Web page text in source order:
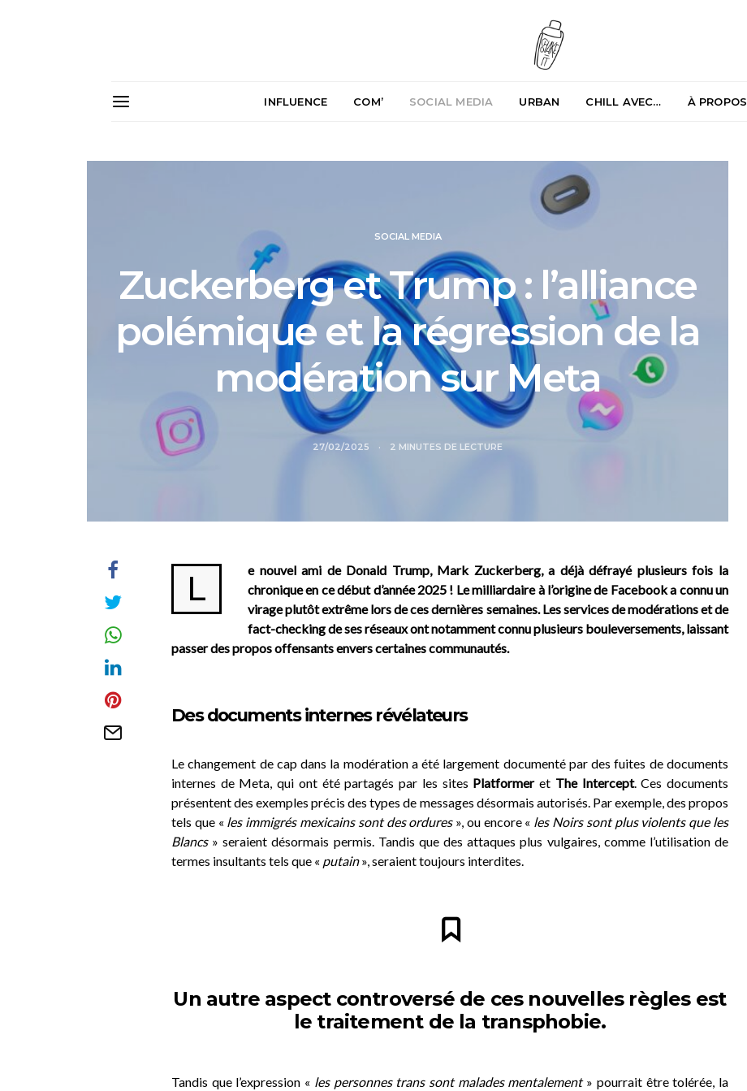
INFLUENCE COM’ SOCIAL MEDIA URBAN CHILL AVEC… À PROPOS
SOCIAL MEDIA
Zuckerberg et Trump : l’alliance
polémique et la régression de la
modération sur Meta
27/02/2025 2 MINUTES DE LECTURE
L
e nouvel ami de Donald Trump, Mark Zuckerberg, a déjà défrayé plusieurs fois la
chronique en ce début d’année 2025 ! Le milliardaire à l’origine de Facebook a connu un
virage plutôt extrême lors de ces dernières semaines. Les services de modérations et de
fact-checking de ses réseaux ont notamment connu plusieurs bouleversements, laissant
passer des propos offensants envers certaines communautés.
Des documents internes révélateurs
Le changement de cap dans la modération a été largement documenté par des fuites de documents
internes de Meta, qui ont été partagés par les sites Platformeret The Intercept. Ces documents
présentent des exemples précis des types de messages désormais autorisés. Par exemple, des propos
tels que « les immigrés mexicains sont des ordures », ou encore « les Noirs sont plus violents que les
Blancs» seraient désormais permis. Tandis que des attaques plus vulgaires, comme l’utilisation de
termes insultants tels que « putain», seraient toujours interdites.
Un autre aspect controversé de ces nouvelles règles est
le traitement de la transphobie.
Tandis que l’expression « les personnes trans sont malades mentalement» pourrait être tolérée, la